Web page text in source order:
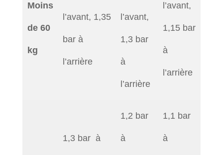
Moins
de 60
kg
l’avant, 1,35
bar à
l’arrière
l’avant,
1,3 bar
à
l’arrière
l’avant,
1,15 bar
à
l’arrière
1,3 bar à
1,2 bar
à
1,1 bar
à